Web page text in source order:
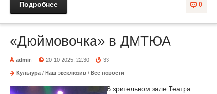
0
Подробнее
«Дюймовочка» в ДМТЮА
admin 20-10-2025, 22:30 33
Культура / Наш эксклюзив / Все новости
В зрительном зале Театра